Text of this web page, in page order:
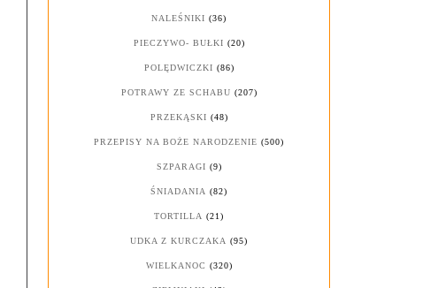
NALEŚNIKI (36)
PIECZYWO- BUŁKI (20)
POLĘDWICZKI (86)
POTRAWY ZE SCHABU (207)
PRZEKĄSKI (48)
PRZEPISY NA BOŻE NARODZENIE (500)
SZPARAGI (9)
ŚNIADANIA (82)
TORTILLA (21)
UDKA Z KURCZAKA (95)
WIELKANOC (320)